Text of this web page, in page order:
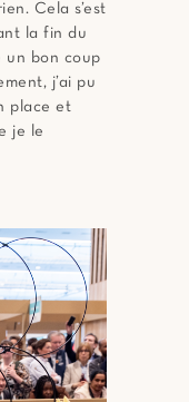
Cela s’est
la fin du
un bon coup
j’ai pu
place et
je le